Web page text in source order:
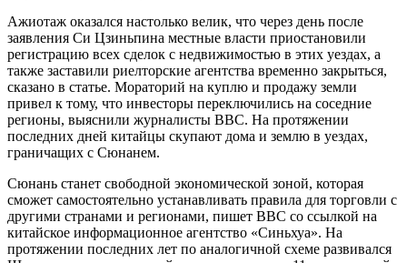
Ажиотаж оказался настолько велик, что через день после
заявления Си Цзиньпина местные власти приостановили
регистрацию всех сделок с недвижимостью в этих уездах, а
также заставили риелторские агентства временно закрыться,
сказано в статье. Мораторий на куплю и продажу земли
привел к тому, что инвесторы переключились на соседние
регионы, выяснили журналисты BBC. На протяжении
последних дней китайцы скупают дома и землю в уездах,
граничащих с Сюнанем.
Сюнань станет свободной экономической зоной, которая
сможет самостоятельно устанавливать правила для торговли с
другими странами и регионами, пишет BBC со ссылкой на
китайское информационное агентство «Синьхуа». На
протяжении последних лет по аналогичной схеме развивался